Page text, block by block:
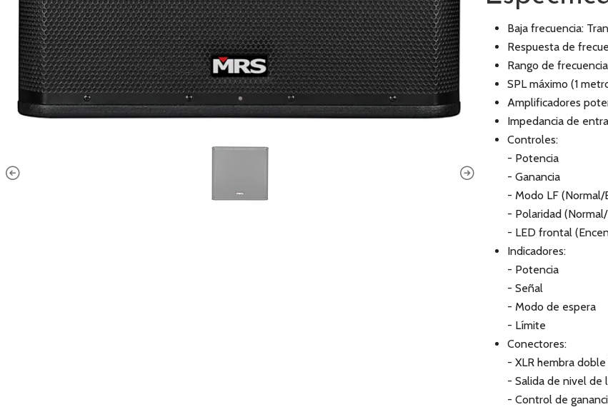
Baja frecuencia:
Respuesta de
Rango de
SPL máximo (1
Amplificadores
Impedancia de
Controles:
- Potencia
- Ganancia
- Modo LF (Normal/
- Polaridad
- LED frontal
Indicadores:
- Potencia
- Señal
- Modo de espera
- Límite
Conectores:
- XLR hembra doble
- Salida de nivel de
- Control de